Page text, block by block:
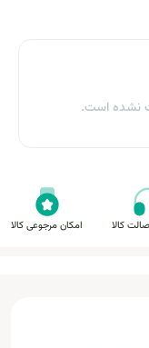
نشده است.
کالا امکان مرجوعی کالا